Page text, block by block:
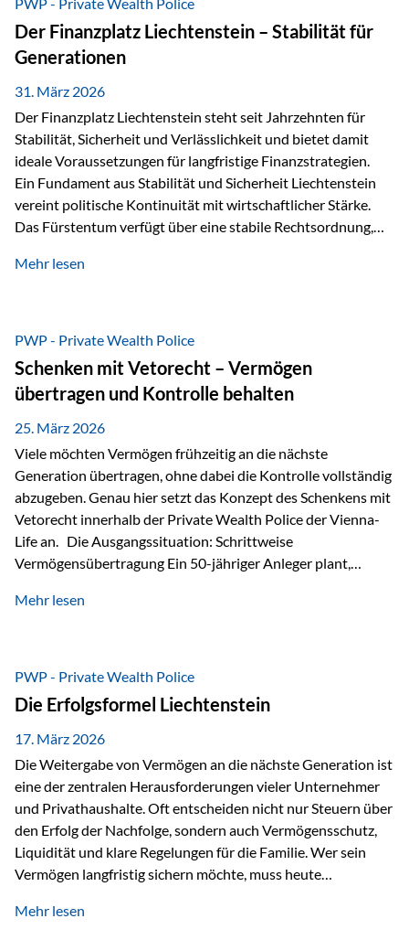
heißt das:Diese Gelder gehören im Konkursfall nicht zur
allgemeinen Konkursmasse, sondern werden ausschließlich
zur Erfüllung…
Der Finanzplatz Liechtenstein – Stabilität für
Generationen
31. März 2026
Der Finanzplatz Liechtenstein steht seit Jahrzehnten für
Stabilität, Sicherheit und Verlässlichkeit und bietet damit
ideale Voraussetzungen für langfristige Finanzstrategien.
Ein Fundament aus Stabilität und Sicherheit Liechtenstein
vereint politische Kontinuität mit wirtschaftlicher Stärke.
Das Fürstentum verfügt über eine stabile Rechtsordnung,
monarchischen Elementen basiert. Diese Struktur schafft
und Unternehmen. Ein wesentliches Merkmal ist die
Staatsfinanzierung: Liechtenstein weist keine
Staatsschulden auf, und der Schutz der wirtschaftlichen
Interessen der Bevölkerung ist in der Verfassung verankert.
Besonders hervorzuheben ist hierbei Artikel 14 der
liechtensteinischen Verfassung. Darin…
Mehr lesen
PWP - Private Wealth Police
Schenken mit Vetorecht – Vermögen
übertragen und Kontrolle behalten
25. März 2026
Viele möchten Vermögen frühzeitig an die nächste
Generation übertragen, ohne dabei die Kontrolle vollständig
abzugeben. Genau hier setzt das Konzept des Schenkens mit
Vetorecht innerhalb der Private Wealth Police der Vienna-
Life an. Die Ausgangssituation: Schrittweise
Vermögensübertragung Ein 50-jähriger Anleger plant,
der steuerliche Freibetrag optimal genutzt werden, sondern
strukturierte, langfristige Vermögensübertragung, ohne die
Kontrolle vollständig aus der Hand zu geben. Die Lösung:
Abschmelzung mit Vetorecht Die Umsetzung erfolgt über die
Private Wealth Police…
Mehr lesen
PWP - Private Wealth Police
Die Erfolgsformel Liechtenstein
17. März 2026
Die Weitergabe von Vermögen an die nächste Generation ist
eine der zentralen Herausforderungen vieler Unternehmer
und Privathaushalte. Oft entscheiden nicht nur Steuern über
den Erfolg der Nachfolge, sondern auch Vermögensschutz,
Liquidität und klare Regelungen für die Familie. Wer sein
Vermögen langfristig sichern möchte, muss heute
„Erfolgsformel Liechtenstein“, herausgegeben und verfasst
Mehr lesen